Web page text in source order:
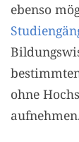
ebenso
ohne